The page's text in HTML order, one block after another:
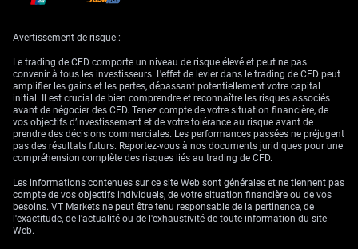
domestique est restée contenue : les derniers chiffres de mai 2026 font
fourchette visée, ce qui lui donne le feu vert pour se concentrer sur le
taux de change. La récente vigueur du franc a été alimentée par la
demande de valeur refuge dans un contexte de regain de tensions
géopolitiques dans le détroit d’Ormuz.
Cette posture interventionniste est d’autant plus justifiée que les
données conjoncturelles se dégradent. Les commandes à l’exportation
suisses au premier trimestre 2026 ont reculé de 0,5%, une tendance
probablement accentuée par la surévaluation de la devise. Un franc fort
exportateur crucial pour le pays.
Il faut se souvenir de l’historique d’interventions massives et décisives
de la BNS, notamment l’arrimage du franc à l’euro entre 2011 et 2015.
Ce précédent montre qu’elle dispose à la fois de la volonté et de la
Avertissement de risque :
Le trading de CFD comporte un niveau de risque élevé et peut ne pas
convenir à tous les investisseurs. L'effet de levier dans le trading de CFD peut
amplifier les gains et les pertes, dépassant potentiellement votre capital
initial. Il est crucial de bien comprendre et reconnaître les risques associés
avant de négocier des CFD. Tenez compte de votre situation financière, de
vos objectifs d’investissement et de votre tolérance au risque avant de
prendre des décisions commerciales. Les performances passées ne préjugent
pas des résultats futurs. Reportez-vous à nos documents juridiques pour une
compréhension complète des risques liés au trading de CFD.
Les informations contenues sur ce site Web sont générales et ne tiennent pas
compte de vos objectifs individuels, de votre situation financière ou de vos
besoins. VT Markets ne peut être tenu responsable de la pertinence, de
l'exactitude, de l'actualité ou de l'exhaustivité de toute information du site
Web.